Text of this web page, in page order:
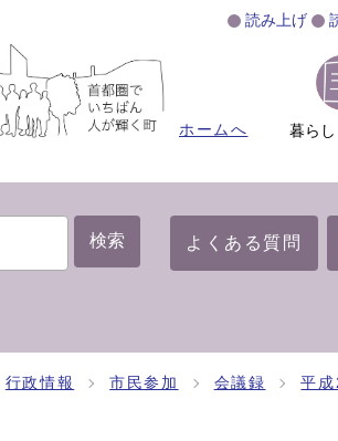
読み上げ
ホームへ 暮ら
検索 よくある質問
行政情報 市民参加 会議録 平